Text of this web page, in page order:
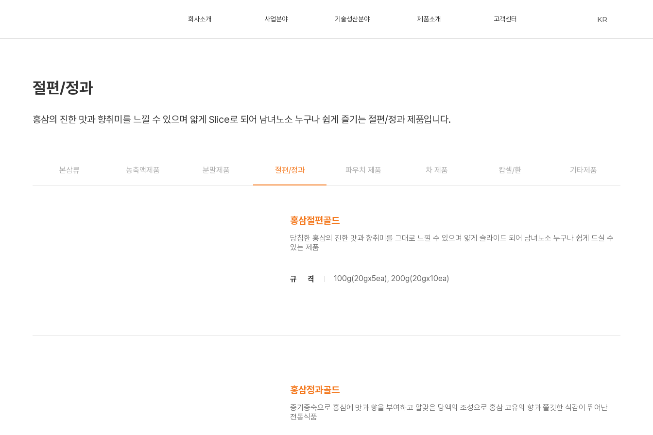
회사소개 사업분야 기술생산분야 제품소개 고객센터 KR
절편/정과
홍삼의 진한 맛과 향취미를 느낄 수 있으며 얇게 Slice로 되어 남녀노소 누구나 쉽게 즐기는 절편/정과 제품입니다.
본삼류 농축액제품 분말제품 절편/정과 파우치 제품 차 제품 캅셀/환 기타제품
홍삼절편골드
당침한 홍삼의 진한 맛과 향취미를 그대로 느낄 수 있으며 얇게 슬라이드 되어 남녀노소 누구나 쉽게 드실 수
있는 제품
규 격 100g(20gx5ea), 200g(20gx10ea)
홍삼정과골드
증기증숙으로 홍삼에 맛과 향을 부여하고 알맞은 당액의 조성으로 홍삼 고유의 향과 쫄깃한 식감이 뛰어난
전통식품